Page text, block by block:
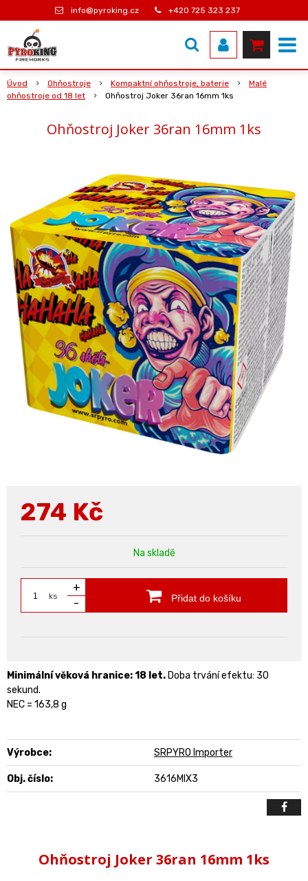
info@pyroking.cz +420 725 323 237
Úvod Ohňostroje Kompaktní ohňostroje, baterie
Malé
ohňostroje od 18 let
Ohňostroj Joker 36ran 16mm 1ks
Ohňostroj Joker 36ran 16mm 1ks
274 Kč
Na skladě
ks
+
-
Přidat do košíku
Minimální věková hranice: 18 let. Doba trvání efektu: 30
sekund.
NEC = 163,8 g
Výrobce: SRPYRO Importer
Obj. číslo: 3616MIX3
Ohňostroj Joker 36ran 16mm 1ks